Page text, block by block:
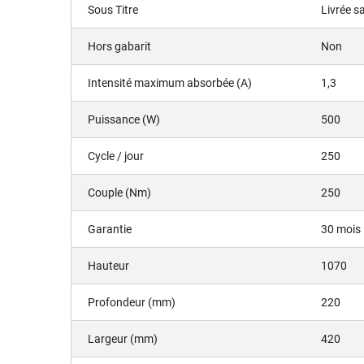
Sous Titre Livrée
Hors gabarit Non
Intensité maximum absorbée (A) 1,3
Puissance (W) 500
Cycle / jour 250
Couple (Nm) 250
Garantie 30 mois
Hauteur 1070
Profondeur (mm) 220
Largeur (mm) 420